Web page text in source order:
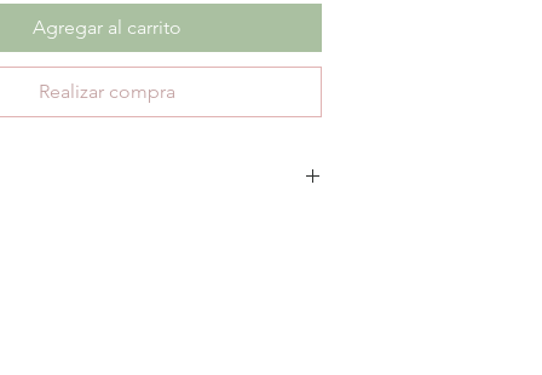
Agregar al carrito
Realizar compra
únicamente 30 días de garantía por defectos